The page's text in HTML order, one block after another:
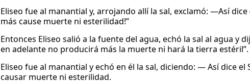
Eliseo fue al manantial y, arrojando allí la sal, exclamó: ―Así dice
más cause muerte ni esterilidad!”
Entonces Eliseo salió a la fuente del agua, echó la sal al agua y
en adelante no producirá más la muerte ni hará la tierra estéril”.
Eliseo fue al manantial y echó en él la sal, diciendo: — Así dice
causar muerte ni esterilidad.